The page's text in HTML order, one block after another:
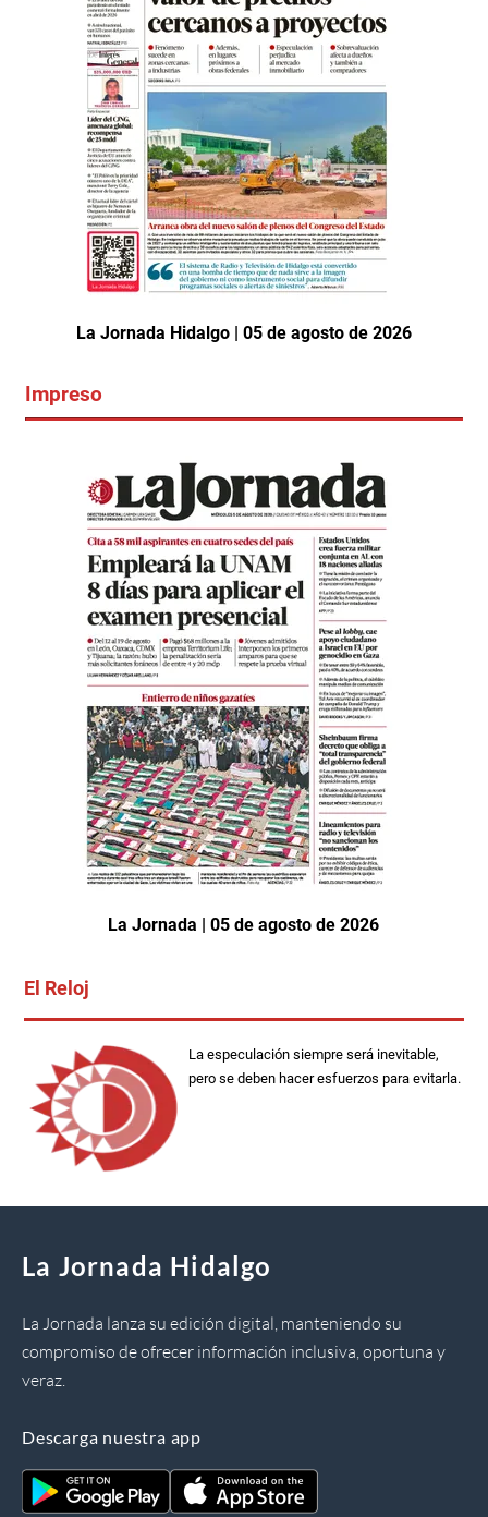
La Jornada Hidalgo | 05 de agosto de 2026
Impreso
La Jornada | 05 de agosto de 2026
El Reloj
La especulación siempre será inevitable,
pero se deben hacer esfuerzos para evitarla.
La Jornada Hidalgo
La Jornada lanza su edición digital, manteniendo su
compromiso de ofrecer información inclusiva, oportuna y
veraz.
Descarga nuestra app